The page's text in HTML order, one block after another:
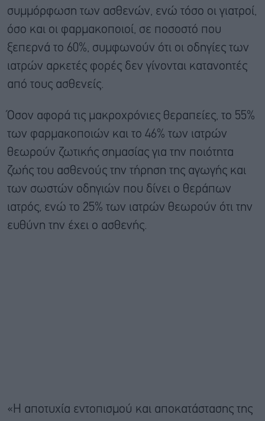
συμμόρφωση των ασθενών, ενώ τόσο οι γιατροί,
όσο και οι φαρμακοποιοί, σε ποσοστό που
ξεπερνά το 60%, συμφωνούν ότι οι οδηγίες των
ιατρών αρκετές φορές δεν γίνονται κατανοητές
από τους ασθενείς.
Όσον αφορά τις μακροχρόνιες θεραπείες, το 55%
των φαρμακοποιών και το 46% των ιατρών
θεωρούν ζωτικής σημασίας για την ποιότητα
ζωής του ασθενούς την τήρηση της αγωγής και
των σωστών οδηγιών που δίνει ο θεράπων
ιατρός, ενώ το 25% των ιατρών θεωρούν ότι την
ευθύνη την έχει ο ασθενής.
«Η αποτυχία εντοπισμού και αποκατάστασης της